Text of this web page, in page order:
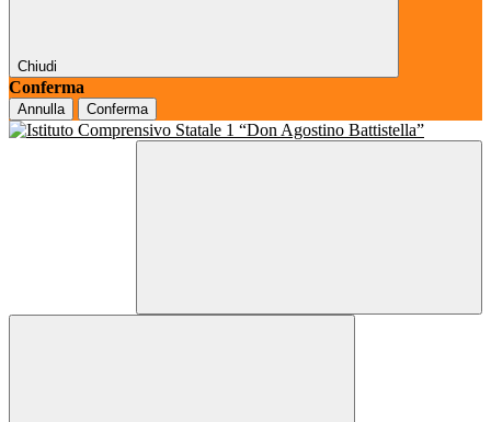
Chiudi
Conferma
Annulla Conferma